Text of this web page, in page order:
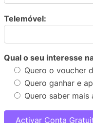
Telemóvel:
Qual o seu interesse
Quero o voucher
Quero ganhar e
Quero saber